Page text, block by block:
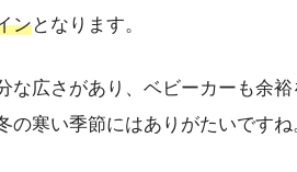
ンとなります。
な広さがあり、ベビーカーも余
の寒い季節にはありがたいですね